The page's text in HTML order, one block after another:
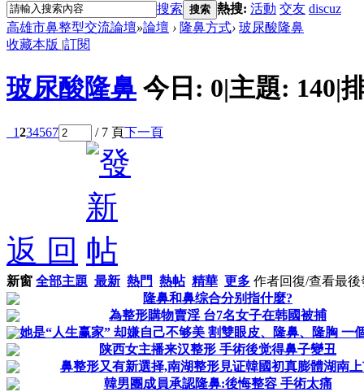
搜索 搜索 熱搜: 活動 交友 discuz
高雄市鼻整型交流論壇»論壇 › 隆鼻方式› 玻尿酸隆鼻
收藏本版 |訂閱
玻尿酸隆鼻 今日: 0|主題: 140|
1234567 / 7 頁下一頁
返 回
新窗 全部主題 最新 熱門 熱帖 精華 更多 作者回復/查看最後
隆鼻和鼻综合分别指什麼?
為整形購物賣淫 台7名女子在韩國被捕
她是“人生赢家” 却嫌自己不够美 割雙眼皮、隆鼻、隆胸 一
陕西女主播来汉整形 手術後觉得鼻子變丑
鼻整形又有新選择,南湖整形見证韓國初真膨體湖南
韓男團成員承認隆鼻:後悔整容 手術太痛